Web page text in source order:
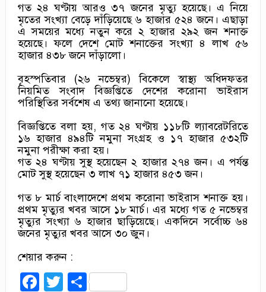
গত ২৪ ঘণ্টায় আরও ৩৭ জনের মৃত্যু হয়েছে। এ নিয়ে
মৃতের সংখ্যা বেড়ে দাঁড়িয়েছে ৬ হাজার ৫২৪ জনে। এছাড়া
এ সময়ের মধ্যে নতুন করে ২ হাজার ২৯২ জন শনাক্ত
হয়েছে। ফলে দেশে মোট শনাক্তের সংখ্যা ৪ লাখ ৫৬
হাজার ৪৩৮ জনে দাঁড়ালো।
বৃহস্পতিবার (২৬ নভেম্বর) বিকেলে স্বাস্থ্য অধিদফতর
নিয়মিত সংবাদ বিজ্ঞপ্তিতে দেশের করোনা ভাইরাস
পরিস্থিতির সর্বশেষ এ তথ্য জানানো হয়েছে।
বিজ্ঞপ্তিতে বলা হয়, গত ২৪ ঘণ্টায় ১১৮টি ল্যাবরেটরিতে
১৬ হাজার ৪৯৪টি নমুনা সংগ্রহ ও ১৭ হাজার ৫৩২টি
নমুনা পরীক্ষা করা হয়।
গত ২৪ ঘণ্টায় সুস্থ হয়েছেন ২ হাজার ২৭৪ জন। এ পর্যন্ত
মোট সুস্থ হয়েছেন ৩ লাখ ৭১ হাজার ৪৫৩ জন।
গত ৮ মার্চ বাংলাদেশে প্রথম করোনা ভাইরাস শনাক্ত হয়।
প্রথম মৃত্যুর খবর আসে ১৮ মার্চ। এর মধ্যে গত ৫ নভেম্বর
মৃত্যুর সংখ্যা ৬ হাজার ছাড়িয়েছে। একদিনে সর্বোচ্চ ৬৪
জনের মৃত্যুর খবর আসে ৩০ জুন।
শেয়ার করুন :
Facebook
Twitter
Share